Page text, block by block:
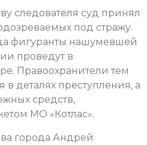
следователя суд принял
под стражу.
фигуранты нашумевшей
проведут в
Правоохранители тем
деталях преступления, а
средств,
МО «Котлас».
города Андрей